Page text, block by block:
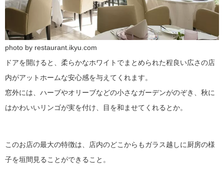
photo by restaurant.ikyu.com
ドアを開けると、柔らかなホワイトでまとめられた程良い広さの店
内がアットホームな安心感を与えてくれます。
窓外には、ハーブやオリーブなどの小さなガーデンがのぞき、秋に
はかわいいリンゴが実を付け、目を和ませてくれるとか。
このお店の最大の特徴は、店内のどこからもガラス越しに厨房の様
子を垣間見ることができること。